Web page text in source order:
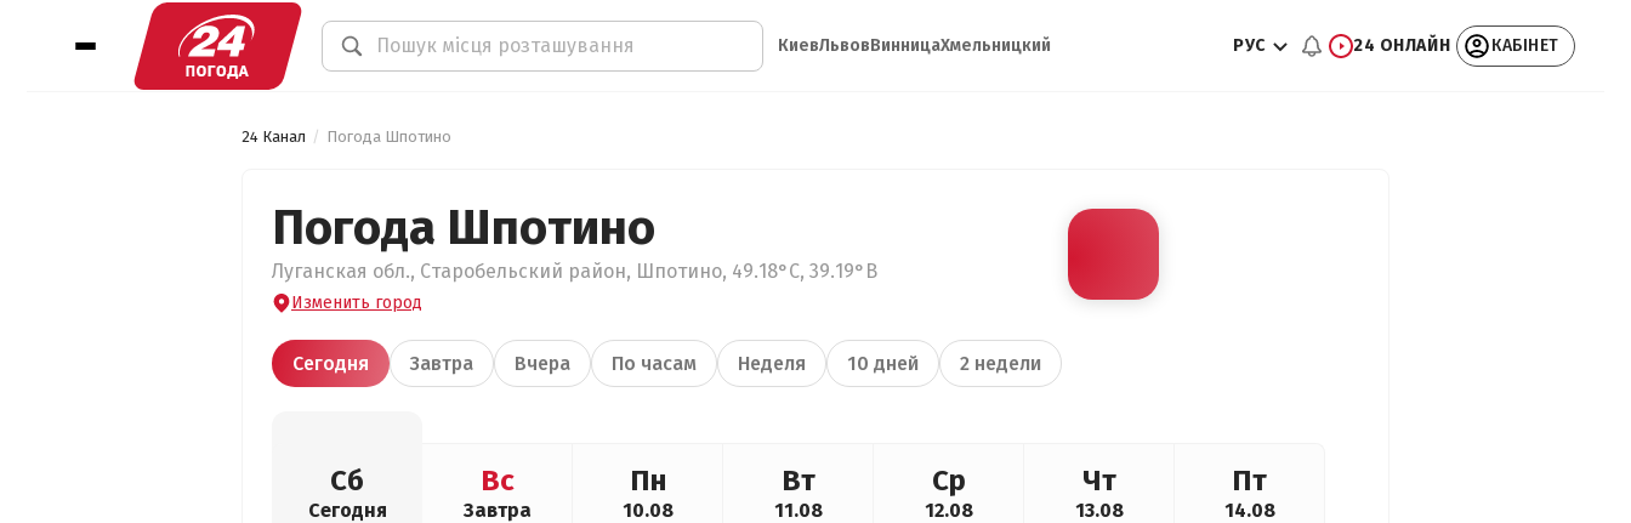
КиевЛьвовВинницаХмельницкий РУС 24 ОНЛАЙН КАБІНЕТ
24 Канал Погода Шпотино
Погода Шпотино
Луганская обл., Старобельский район, Шпотино, 49.18°С, 39.19°В
Изменить город
Сегодня Завтра Вчера По часам Неделя 10 дней 2 недели
Сб
Сегодня
Вс
Завтра
Пн
10.08
Вт
11.08
Ср
12.08
Чт
13.08
Пт
14.08